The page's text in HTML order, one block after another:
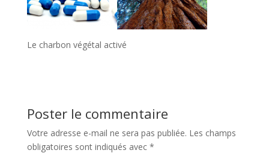
Le charbon végétal activé
Poster le commentaire
Votre adresse e-mail ne sera pas publiée. Les champs
obligatoires sont indiqués avec *